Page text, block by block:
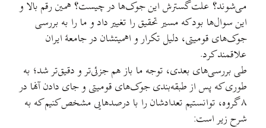
می‌شوند؟ علت گسترش این جوک‌ها در چیست؟ همین رقم بالا و
این سوال‌ها بود که مسیر تحقیق را تغییر داد و ما را به بررسی
جوک‌های قومیتی، دلیل تکرار و اهمیتشان در جامعهٔ ایران
علاقمند کرد.
طی بررسی‌های بعدی، توجه ما باز هم جزئی‌تر و دقیق‌تر شد؛ به
طوری که پس از طبقه‌بندی جوک‌های قومیتی و جای دادن آنها در
۸ گروه، توانستیم تعدادشان را با درصدهایی مشخص کنیم که به
شرح زیر است: